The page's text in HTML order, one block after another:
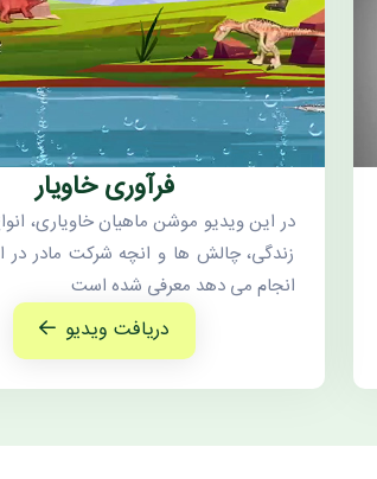
فرآوری خاویار
در این ویدیو موشن ماهیان خاویاری،
زندگی، چالش ها و انچه شرکت مادر
انجام می دهد معرفی شده است
دریافت ویدیو